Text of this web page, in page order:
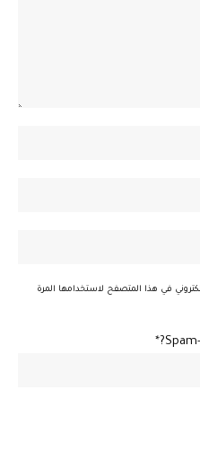
في هذا المتصفح لاستخدامها المرة